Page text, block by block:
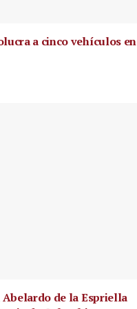
a cinco vehículos en
de la Espriella